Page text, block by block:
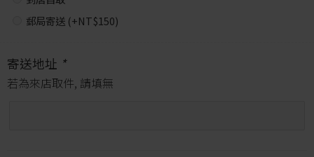
郵局寄送 (+NT$150)
寄送地址 *
若為來店取件, 請填無